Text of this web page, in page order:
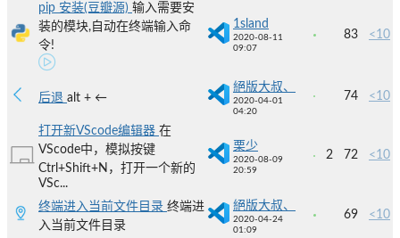
pip 安装(豆瓣源) 输入需要安
装的模块,自动在终端输入命
令!
1sland
2020-08-11
09:07
83 <10
后退 alt + ←
絕版大叔、
2020-04-01
04:20
74 <10
打开新VScode编辑器 在
VScode中，模拟按键
Ctrl+Shift+N，打开一个新的
VSc...
栗少
2020-08-09
20:59
2 72 <10
终端进入当前文件目录 终端进
入当前文件目录
絕版大叔、
2020-04-24
01:09
69 <10